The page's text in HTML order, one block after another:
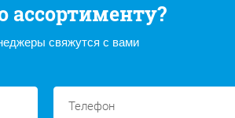
ассортименту?
свяжутся с вами